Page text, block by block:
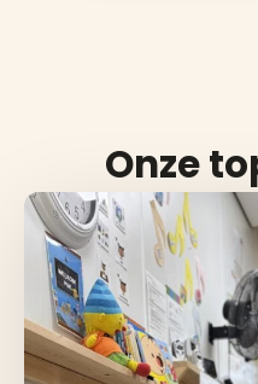
Onze